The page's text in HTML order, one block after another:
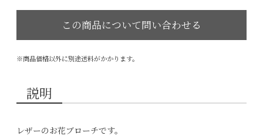
※商品価格以外に別途送料がかかります。
説明
レザーのお花ブローチです。